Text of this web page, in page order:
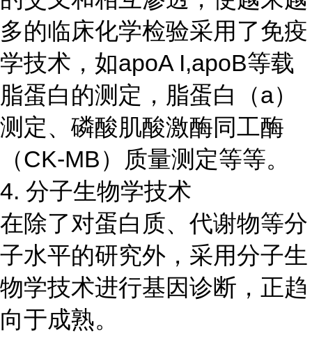
多的临床化学检验采用了免疫
学技术，如apoA I,apoB等载
脂蛋白的测定，脂蛋白（a）
测定、磷酸肌酸激酶同工酶
（CK-MB）质量测定等等。
4. 分子生物学技术
在除了对蛋白质、代谢物等分
子水平的研究外，采用分子生
物学技术进行基因诊断，正趋
向于成熟。